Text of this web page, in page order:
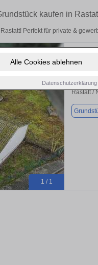
Alle Cookies ablehnen
Datenschutzerklärung
kaufen in
Perfekt für private &
1 / 1
Rastatt /